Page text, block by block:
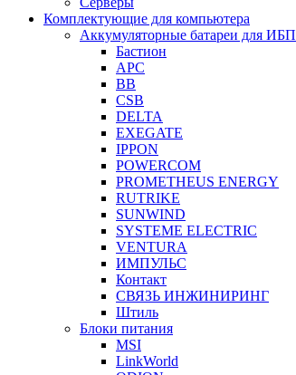
Комплектующие для компьютера
Аккумуляторные батареи для ИБП
Бастион
APC
BB
CSB
DELTA
EXEGATE
IPPON
POWERCOM
PROMETHEUS ENERGY
RUTRIKE
SUNWIND
SYSTEME ELECTRIC
VENTURA
ИМПУЛЬС
Контакт
СВЯЗЬ ИНЖИНИРИНГ
Штиль
Блоки питания
MSI
LinkWorld